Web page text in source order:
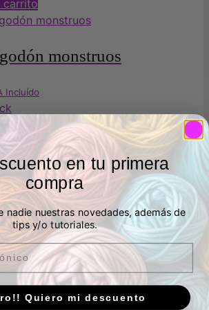
actual
es:
carrito
monstruos
Incluído
carrito
cocodrilos
Incluído
carrito
en tu primera
compra
nadie nuestras novedades, además de
tips y/o tutoriales.
Quiero mi descuento